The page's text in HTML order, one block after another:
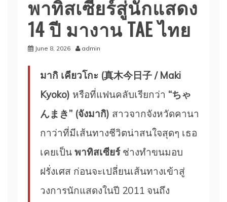
พาทิสเซียร์สู่นักแสดง
14 ปี มางาน TAE ไทย
June 8, 2026 admin
มากิ เคียวโกะ (真木今日子 / Maki
Kyoko) หรือที่แฟนคลับเรียกว่า “ちゃ
んまき” (จังมากิ) สาวจากจังหวัดคานา
กาว่าที่มีเส้นทางชีวิตน่าสนใจสุดๆ เธอ
เคยเป็น พาทิสเซียร์ช่างทำขนมอบ
ฝรั่งเศส ก่อนจะเปลี่ยนเส้นทางเข้าสู่
วงการนักแสดงในปี 2011 จนถึง